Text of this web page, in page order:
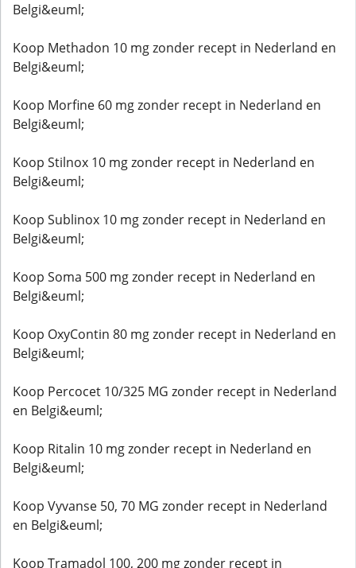
Belgi&euml;
Koop Methadon 10 mg zonder recept in Nederland en
Belgi&euml;
Koop Morfine 60 mg zonder recept in Nederland en
Belgi&euml;
Koop Stilnox 10 mg zonder recept in Nederland en
Belgi&euml;
Koop Sublinox 10 mg zonder recept in Nederland en
Belgi&euml;
Koop Soma 500 mg zonder recept in Nederland en
Belgi&euml;
Koop OxyContin 80 mg zonder recept in Nederland en
Belgi&euml;
Koop Percocet 10/325 MG zonder recept in Nederland
en Belgi&euml;
Koop Ritalin 10 mg zonder recept in Nederland en
Belgi&euml;
Koop Vyvanse 50, 70 MG zonder recept in Nederland
en Belgi&euml;
Koop Tramadol 100, 200 mg zonder recept in